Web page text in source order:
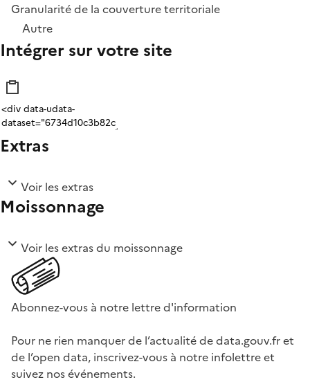
Granularité de la couverture territoriale
Autre
Intégrer sur votre site
Extras
Voir les extras
Moissonnage
Voir les extras du moissonnage
Abonnez-vous à notre lettre d'information
Pour ne rien manquer de l’actualité de data.gouv.fr et
de l’open data, inscrivez-vous à notre infolettre et
suivez nos événements.